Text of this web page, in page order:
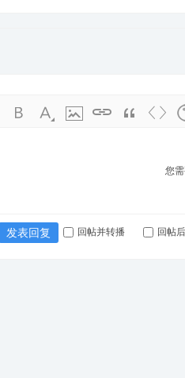
您
发表回复 回帖并转播 回帖